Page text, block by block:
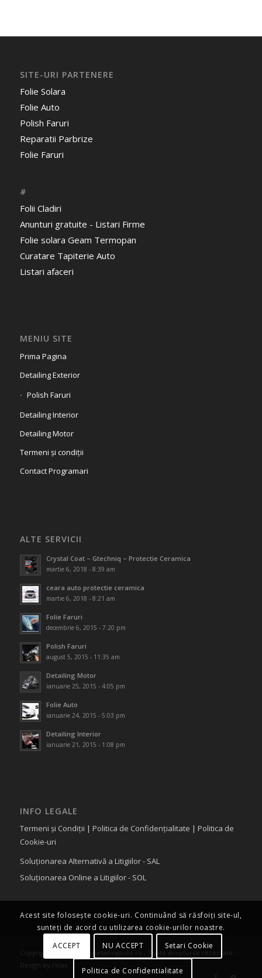
SITE-URI PARTENERE
Folie Solara
Folie Auto
Polish Faruri
Reparatii Parbrize
Folie Faruri
#
Folii Cladiri
Anunturi gratuite - Listari Firme
Folie solara Geam Termopan
Curatare Tapiterie Auto
Listari afaceri
MENIU SITE
Prima Pagina
Detailing Exterior
Polish Faruri
Detailing Interior
Detailing Motor
Termeni și condiții
Contact Programari
ALTE SERVICII
Crystal Coat – Gtechniq – Protectie Ceramica
martie 6, 2018 - 8:39 am
ceara auto protectie ceramica
martie 6, 2018 - 8:21 am
Folie Faruri
decembrie 6, 2015 - 7:20 pm
Polish Faruri
august 5, 2015 - 11:35 am
Detailing Motor
ianuarie 25, 2015 - 4:05 pm
Folie Auto
ianuarie 24, 2015 - 5:03 pm
Detailing Interior
ianuarie 21, 2015 - 1:08 pm
INFO LEGALE
Termeni și Condiții | Politica de Confidențialitate | Politica de
Cookie-uri
Soluționarea Alternativă a Litigiilor - SAL
Soluționarea Online a Litigiilor - SOL
Copyright © 2015 www.detailingauto.ro - Toate drepturile rezervate -
Design by relax
Acest site folosește cookie-uri. Continuând să răsfoiți site-ul,
sunteți de acord cu utilizarea cookie-urilor noastre.
ACCEPT
NU ACCEPT Setari Cookie
Politica de Confidentialitate